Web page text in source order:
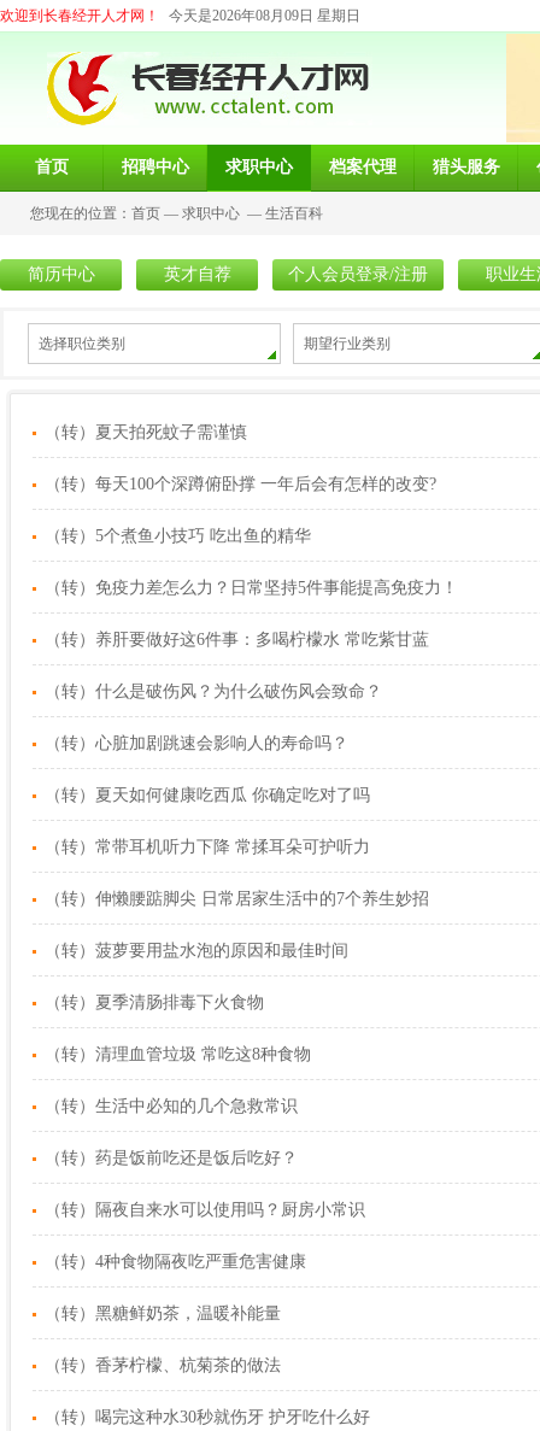
欢迎到长春经开人才网！ 今天是2026年08月09日 星期日
首页 招聘中心 求职中心 档案代理 猎头服务
您现在的位置： 首页 — 求职中心 — 生活百科
简历中心 英才自荐 个人会员登录/注册 职业生
选择职位类别 期望行业类别
（转）夏天拍死蚊子需谨慎
（转）每天100个深蹲俯卧撑 一年后会有怎样的改变?
（转）5个煮鱼小技巧 吃出鱼的精华
（转）免疫力差怎么力？日常坚持5件事能提高免疫力！
（转）养肝要做好这6件事：多喝柠檬水 常吃紫甘蓝
（转）什么是破伤风？为什么破伤风会致命？
（转）心脏加剧跳速会影响人的寿命吗？
（转）夏天如何健康吃西瓜 你确定吃对了吗
（转）常带耳机听力下降 常揉耳朵可护听力
（转）伸懒腰踮脚尖 日常居家生活中的7个养生妙招
（转）菠萝要用盐水泡的原因和最佳时间
（转）夏季清肠排毒下火食物
（转）清理血管垃圾 常吃这8种食物
（转）生活中必知的几个急救常识
（转）药是饭前吃还是饭后吃好？
（转）隔夜自来水可以使用吗？厨房小常识
（转）4种食物隔夜吃严重危害健康
（转）黑糖鲜奶茶，温暖补能量
（转）香茅柠檬、杭菊茶的做法
（转）喝完这种水30秒就伤牙 护牙吃什么好